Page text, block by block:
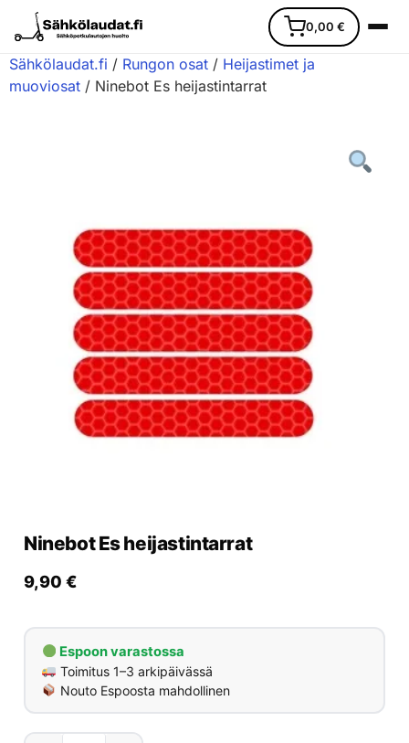
0,00 €
Ajoneuvot
Varaosat
Lisävarusteet
Huoltopalvelu
Yrityksille
Varaa huolto
Sähkölaudat.fi / Rungon osat / Heijastimet ja
muoviosat / Ninebot Es heijastintarrat
Ninebot Es heijastintarrat
9,90 €
Espoon varastossa
Toimitus 1–3 arkipäivässä
Nouto Espoosta mahdollinen